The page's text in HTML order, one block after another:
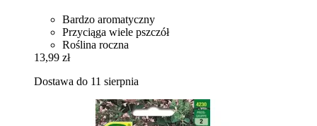
Bardzo aromatyczny
Przyciąga wiele pszczół
Roślina roczna
13,99 zł
Dostawa do 11 sierpnia